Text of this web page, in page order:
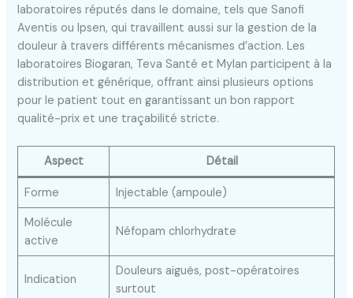
laboratoires réputés dans le domaine, tels que Sanofi
Aventis ou Ipsen, qui travaillent aussi sur la gestion de la
douleur à travers différents mécanismes d’action. Les
laboratoires Biogaran, Teva Santé et Mylan participent à la
distribution et générique, offrant ainsi plusieurs options
pour le patient tout en garantissant un bon rapport
qualité-prix et une traçabilité stricte.
Aspect Détail
Forme
Injectable (ampoule)
Molécule
active
Néfopam chlorhydrate
Indication
Douleurs aiguës, post-opératoires
surtout